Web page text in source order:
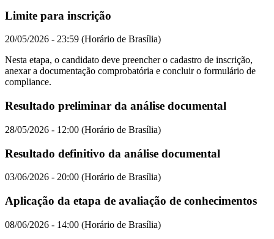
Limite para inscrição
20/05/2026 - 23:59 (Horário de Brasília)
Nesta etapa, o candidato deve preencher o cadastro de inscrição,
anexar a documentação comprobatória e concluir o formulário de
compliance.
Resultado preliminar da análise documental
28/05/2026 - 12:00 (Horário de Brasília)
Resultado definitivo da análise documental
03/06/2026 - 20:00 (Horário de Brasília)
Aplicação da etapa de avaliação de conhecimentos
08/06/2026 - 14:00 (Horário de Brasília)